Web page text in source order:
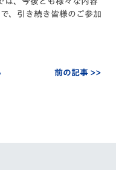
、引き続き皆様のご参加
前の記事 >>